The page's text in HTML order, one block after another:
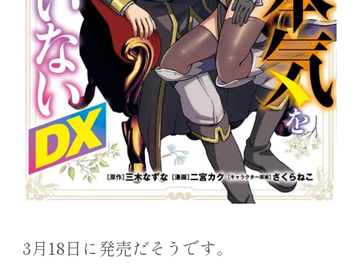
3月18日に発売だそうです。